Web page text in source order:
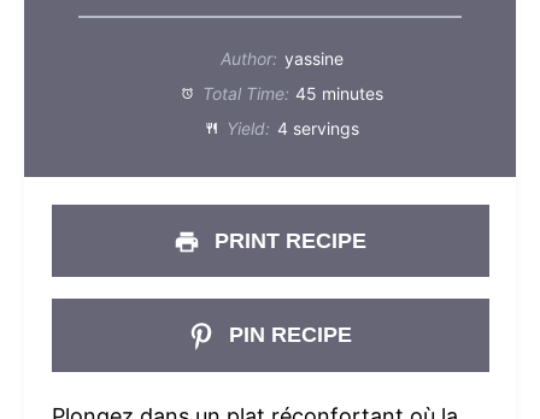
Author: yassine
Total Time: 45 minutes
Yield: 4 servings
PRINT RECIPE
PIN RECIPE